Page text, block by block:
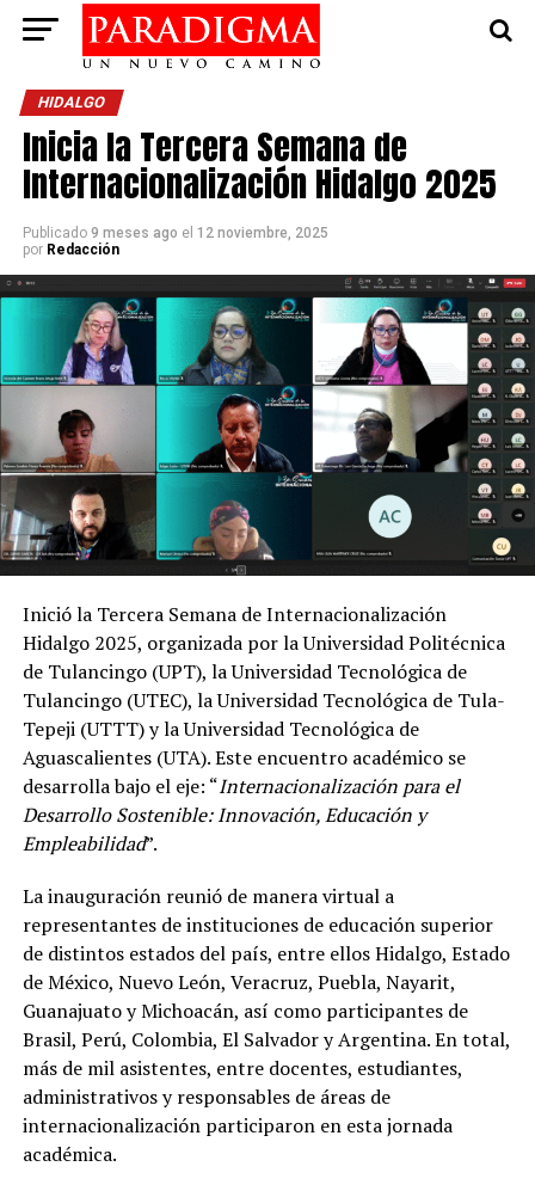
HIDALGO
Inicia la Tercera Semana de
Internacionalización Hidalgo 2025
Publicado 9 meses ago el 12 noviembre, 2025
por Redacción
Inició la Tercera Semana de Internacionalización
Hidalgo 2025, organizada por la Universidad Politécnica
de Tulancingo (UPT), la Universidad Tecnológica de
Tulancingo (UTEC), la Universidad Tecnológica de Tula-
Tepeji (UTTT) y la Universidad Tecnológica de
Aguascalientes (UTA). Este encuentro académico se
desarrolla bajo el eje: “Internacionalización para el
Desarrollo Sostenible: Innovación, Educación y
Empleabilidad”.
La inauguración reunió de manera virtual a
representantes de instituciones de educación superior
de distintos estados del país, entre ellos Hidalgo, Estado
de México, Nuevo León, Veracruz, Puebla, Nayarit,
Guanajuato y Michoacán, así como participantes de
Brasil, Perú, Colombia, El Salvador y Argentina. En total,
más de mil asistentes, entre docentes, estudiantes,
administrativos y responsables de áreas de
internacionalización participaron en esta jornada
académica.